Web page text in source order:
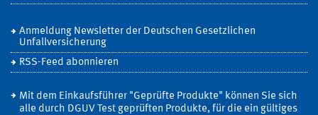
Anmeldung Newsletter der Deutschen Gesetzlichen
Unfallversicherung
RSS-Feed abonnieren
Mit dem Einkaufsführer "Geprüfte Produkte" können Sie sich
alle durch DGUV Test geprüften Produkte, für die ein gültiges